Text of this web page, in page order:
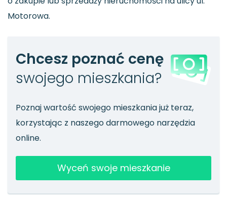
Motorowa.
Chcesz poznać cenę
swojego mieszkania?
Poznaj wartość swojego mieszkania już teraz,
korzystając z naszego darmowego narzędzia
online.
Wyceń swoje mieszkanie